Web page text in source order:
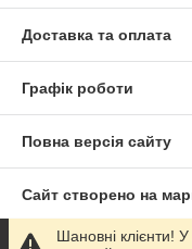
Доставка та оплата
Графік роботи
Повна версія сайту
Сайт створено на
Шановні клієнти!